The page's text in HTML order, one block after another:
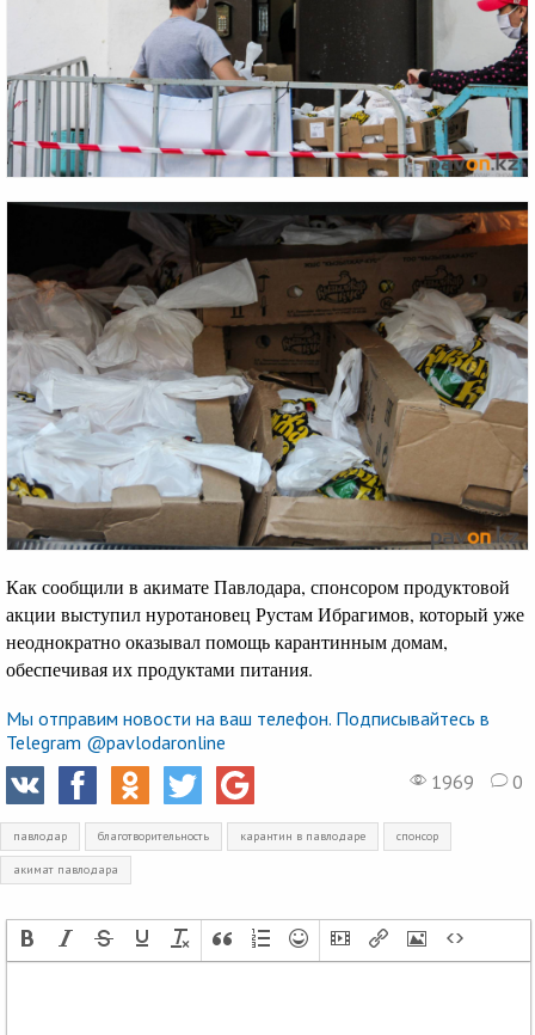
Как сообщили в акимате Павлодара, спонсором продуктовой
акции выступил нуротановец Рустам Ибрагимов, который уже
неоднократно оказывал помощь карантинным домам,
обеспечивая их продуктами питания.
Мы отправим новости на ваш телефон. Подписывайтесь в
Telegram @pavlodaronline
1969
0
павлодар благотворительность карантин в павлодаре спонсор
акимат павлодара